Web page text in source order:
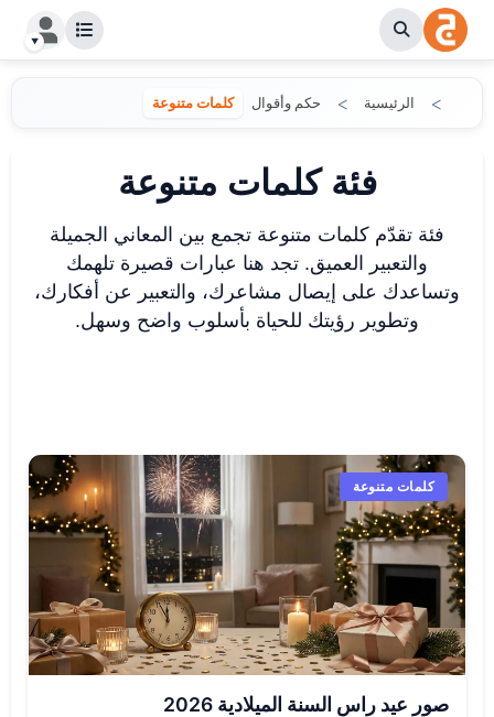
كلمات متنوعة حكم وأقوال الرئيسية
فئة كلمات متنوعة
فئة تقدّم كلمات متنوعة تجمع بين المعاني الجميلة
والتعبير العميق. تجد هنا عبارات قصيرة تلهمك
وتساعدك على إيصال مشاعرك، والتعبير عن أفكارك،
وتطوير رؤيتك للحياة بأسلوب واضح وسهل.
كلمات متنوعة
صور عيد راس السنة الميلادية 2026